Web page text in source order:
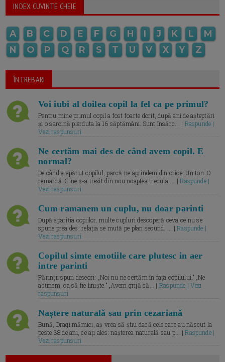
INDEX CUVINTE CHEIE
A B C D E F G H I J K L
M
N
O P Q R S T U V X Y Z
ÎNTREBARI
Voi iubi al doilea copil la fel ca pe primul?
Pentru mine primul copil a fost foarte dorit, după ani de așteptări
și o sarcină pierduta la 16 săptămâni. Sunt însărc... | Raspunde |
Vezi raspunsuri
Ne certăm mai des de când avem copil. E
normal?
De când a apărut copilul, parcă ne aprindem din orice. Un ton. O
remarcă. Cine s-a trezit din nou noaptea trecuta.... |Raspunde |
Vezi raspunsuri
Cum ramanem un cuplu, nu doar parinti
După apariția copiilor, multe cupluri descoperă ceva ce nu se
spune prea des: relația se mută pe plan secund. ... |Raspunde |
Vezi raspunsuri
Copilul simte emotiile care plutesc in aer
intre parinti
Părinții spun deseori: „Noi nu ne certăm în fața copilului.” „Ne
abținem, ca să fie liniște.” „Avem grijă să... | Raspunde | Vezi
raspunsuri
Naștere naturală sau prin cezariană
Bună, Dragi mămici, aș vrea să știu dacă cele care au născut la
peste 38 de ani, ce ați ales: nașterea naturală sau p... |Raspunde |
Vezi raspunsuri